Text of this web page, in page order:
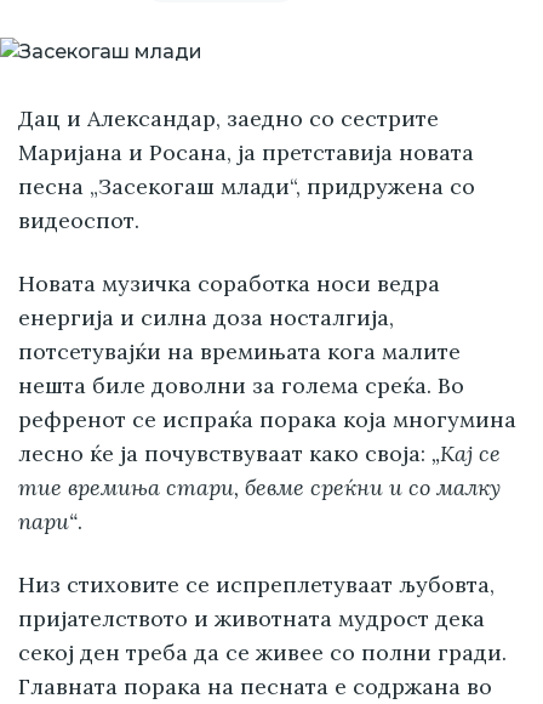
Дац и Александар, заедно со сестрите
Маријана и Росана, ја претставија новата
песна „Засекогаш млади“, придружена со
видеоспот.
Новата музичка соработка носи ведра
енергија и силна доза носталгија,
потсетувајќи на времињата кога малите
нешта биле доволни за голема среќа. Во
рефренот се испраќа порака која многумина
лесно ќе ја почувствуваат како своја: „Кај се
тие времиња стари, бевме среќни и со малку
пари“.
Низ стиховите се испреплетуваат љубовта,
пријателството и животната мудрост дека
секој ден треба да се живее со полни гради.
Главната порака на песната е содржана во